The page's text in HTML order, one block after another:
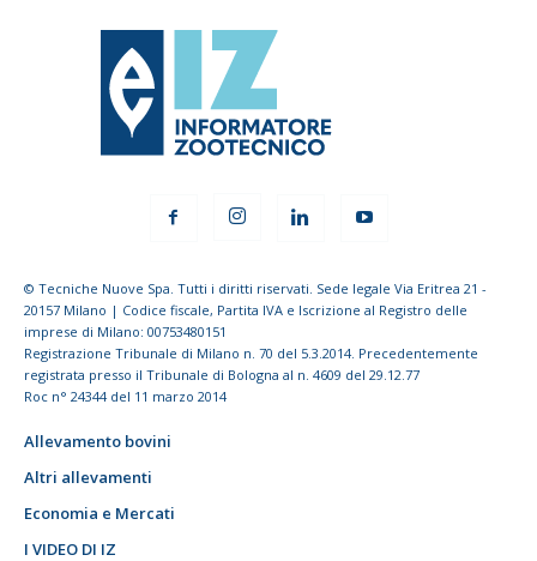
© Tecniche Nuove Spa. Tutti i diritti riservati. Sede legale Via Eritrea 21 -
20157 Milano | Codice fiscale, Partita IVA e Iscrizione al Registro delle
imprese di Milano: 00753480151
Registrazione Tribunale di Milano n. 70 del 5.3.2014. Precedentemente
registrata presso il Tribunale di Bologna al n. 4609 del 29.12.77
Roc n° 24344 del 11 marzo 2014
Allevamento bovini
Altri allevamenti
Economia e Mercati
I VIDEO DI IZ